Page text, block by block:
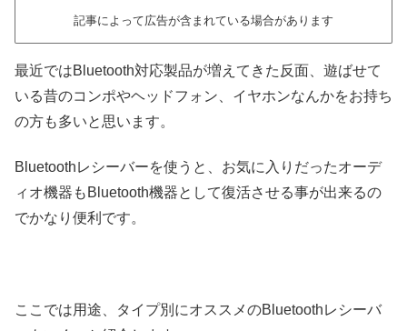
記事によって広告が含まれている場合があります
最近ではBluetooth対応製品が増えてきた反面、遊ばせて
いる昔のコンポやヘッドフォン、イヤホンなんかをお持ち
の方も多いと思います。
Bluetoothレシーバーを使うと、お気に入りだったオーデ
ィオ機器もBluetooth機器として復活させる事が出来るの
でかなり便利です。
ここでは用途、タイプ別にオススメのBluetoothレシーバ